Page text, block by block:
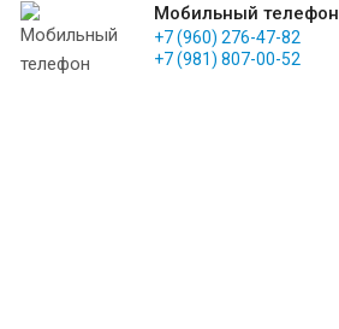
Мобильный телефон
+7 (960) 276-47-82
+7 (981) 807-00-52